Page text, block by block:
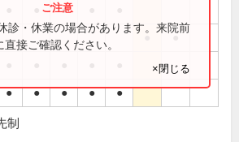
●
● ●
● ● ● ● ●
診・休業の場合があります。来院前
接ご確認ください。
×閉じる
制